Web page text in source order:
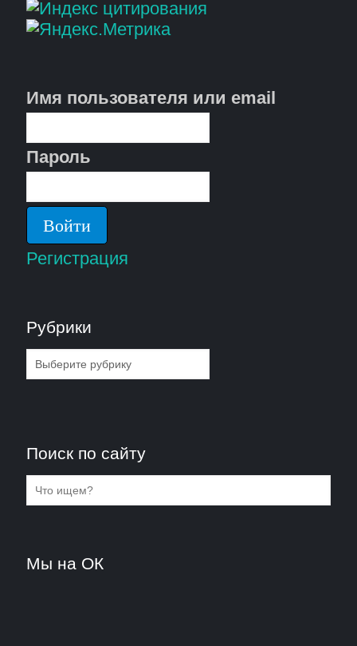
Имя пользователя или email
Пароль
Регистрация
Рубрики
Рубрики
Поиск по сайту
Мы на ОК